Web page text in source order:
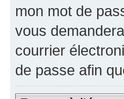
mon mot de
vous
courrier
de passe afin